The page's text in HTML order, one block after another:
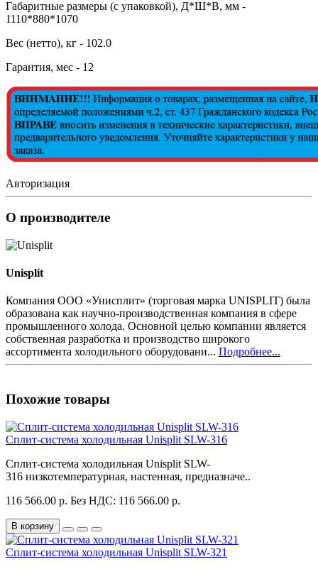
Габаритные размеры (с упаковкой), Д*Ш*В, мм -
1110*880*1070
Вес (нетто), кг - 102.0
Гарантия, мес - 12
Авторизация
О производителе
Unisplit
Компания ООО «Унисплит» (торговая марка UNISPLIT) была
образована как научно-производственная компания в сфере
промышленного холода. Основной целью компании является
собственная разработка и производство широкого
ассортимента холодильного оборудовани... Подробнее...
Похожие товары
Сплит-система холодильная Unisplit SLW-316
Сплит-система холодильная Unisplit SLW-
316 низкотемпературная, настенная, предназначе..
116 566.00 р. Без НДС: 116 566.00 р.
В корзину
Сплит-система холодильная Unisplit SLW-321